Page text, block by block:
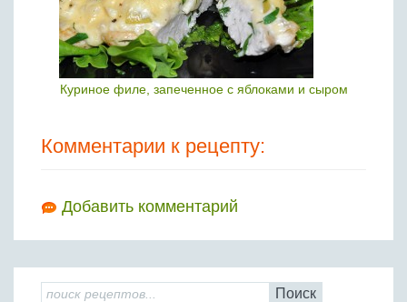
Куриное филе, запеченное с яблоками и сыром
Комментарии к рецепту:
Добавить комментарий
Поиск